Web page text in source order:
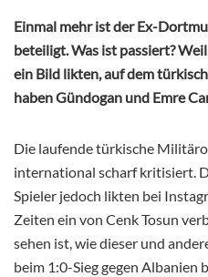
Einmal mehr ist der Ex-
beteiligt. Was ist passiert?
ein Bild likten, auf dem
haben Gündogan und Emre
Die laufende türkische
international scharf kritisiert.
Spieler jedoch likten bei
Zeiten ein von Cenk Tosun
sehen ist, wie dieser und
beim 1:0-Sieg gegen Albanien